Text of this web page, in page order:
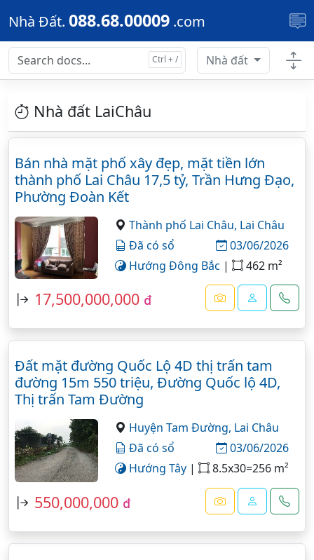
Skip to main content
Nhà Đất. 088.68.00009 .com
Nhà đất
Nhà đất LaiChâu
Bán nhà mặt phố xây đẹp, mặt tiền lớn
thành phố Lai Châu 17,5 tỷ, Trần Hưng Đạo,
Phường Đoàn Kết
Thành phố Lai Châu, Lai Châu
Đã có sổ
03/06/2026
Hướng Đông Bắc | 462 m²
17,500,000,000 đ
Đất mặt đường Quốc Lộ 4D thị trấn tam
đường 15m 550 triệu, Đường Quốc lộ 4D,
Thị trấn Tam Đường
Huyện Tam Đường, Lai Châu
Đã có sổ
03/06/2026
Hướng Tây | 8.5x30=256 m²
550,000,000 đ